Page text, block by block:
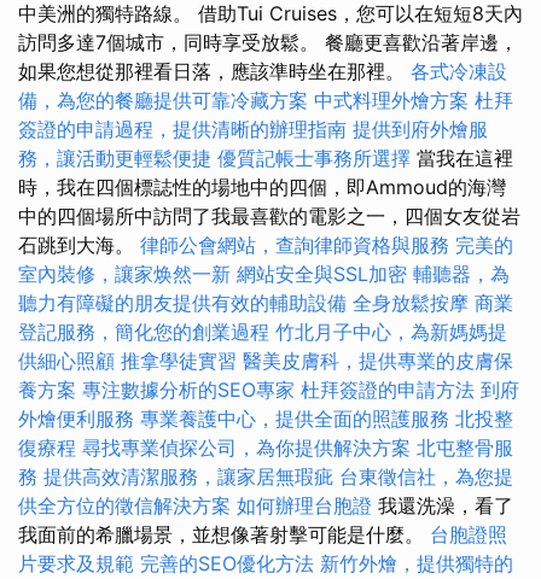
中美洲的獨特路線。 借助Tui Cruises，您可以在短短8天內
訪問多達7個城市，同時享受放鬆。 餐廳更喜歡沿著岸邊，
如果您想從那裡看日落，應該準時坐在那裡。 各式冷凍設
備，為您的餐廳提供可靠冷藏方案 中式料理外燴方案 杜拜
簽證的申請過程，提供清晰的辦理指南 提供到府外燴服
務，讓活動更輕鬆便捷 優質記帳士事務所選擇 當我在這裡
時，我在四個標誌性的場地中的四個，即Ammoud的海灣
中的四個場所中訪問了我最喜歡的電影之一，四個女友從岩
石跳到大海。 律師公會網站，查詢律師資格與服務 完美的
室內裝修，讓家焕然一新 網站安全與SSL加密 輔聽器，為
聽力有障礙的朋友提供有效的輔助設備 全身放鬆按摩 商業
登記服務，簡化您的創業過程 竹北月子中心，為新媽媽提
供細心照顧 推拿學徒實習 醫美皮膚科，提供專業的皮膚保
養方案 專注數據分析的SEO專家 杜拜簽證的申請方法 到府
外燴便利服務 專業養護中心，提供全面的照護服務 北投整
復療程 尋找專業偵探公司，為你提供解決方案 北屯整骨服
務 提供高效清潔服務，讓家居無瑕疵 台東徵信社，為您提
供全方位的徵信解決方案 如何辦理台胞證 我還洗澡，看了
我面前的希臘場景，並想像著射擊可能是什麼。 台胞證照
片要求及規範 完善的SEO優化方法 新竹外燴，提供獨特的